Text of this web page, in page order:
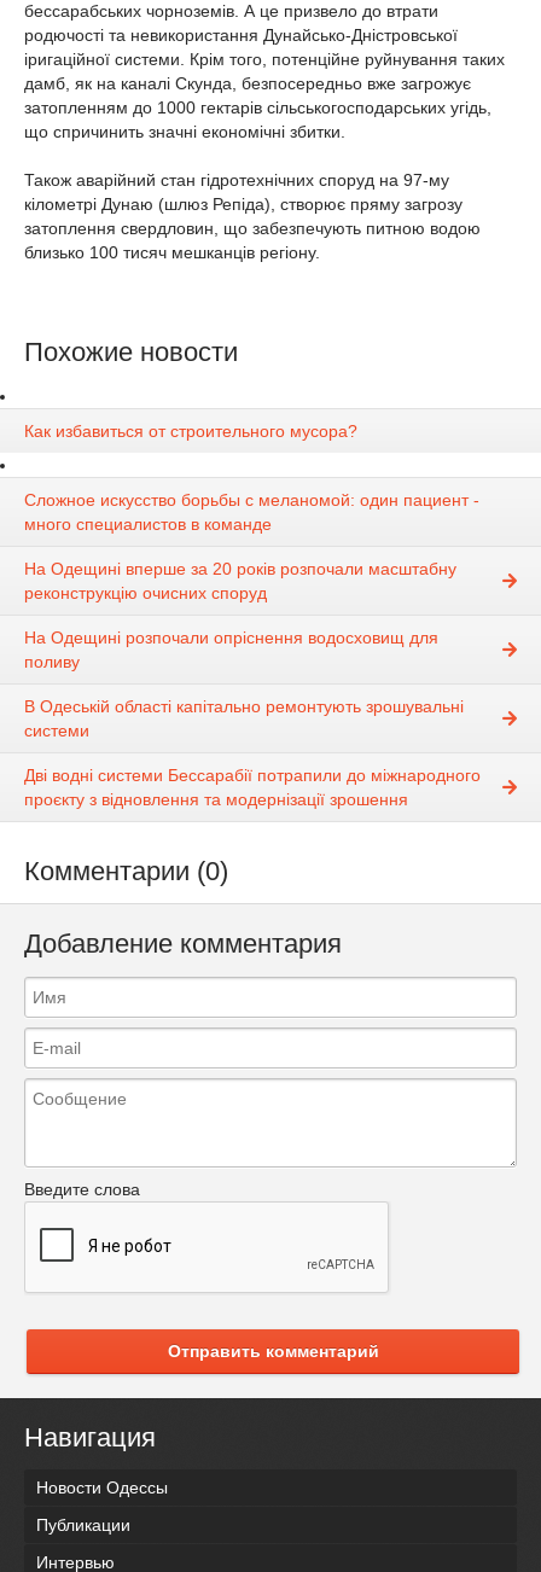
бессарабських чорноземів. А це призвело до втрати
родючості та невикористання Дунайсько-Дністровської
іригаційної системи. Крім того, потенційне руйнування таких
дамб, як на каналі Скунда, безпосередньо вже загрожує
затопленням до 1000 гектарів сільськогосподарських угідь,
що спричинить значні економічні збитки.
Також аварійний стан гідротехнічних споруд на 97-му
кілометрі Дунаю (шлюз Репіда), створює пряму загрозу
затоплення свердловин, що забезпечують питною водою
близько 100 тисяч мешканців регіону.
Похожие новости
Как избавиться от строительного мусора?
Сложное искусство борьбы с меланомой: один пациент -
много специалистов в команде
На Одещині вперше за 20 років розпочали масштабну
реконструкцію очисних споруд
На Одещині розпочали опріснення водосховищ для
поливу
В Одеській області капітально ремонтують зрошувальні
системи
Дві водні системи Бессарабії потрапили до міжнародного
проєкту з відновлення та модернізації зрошення
Комментарии (0)
Добавление комментария
Введите слова
Отправить комментарий
Навигация
Новости Одессы
Публикации
Интервью